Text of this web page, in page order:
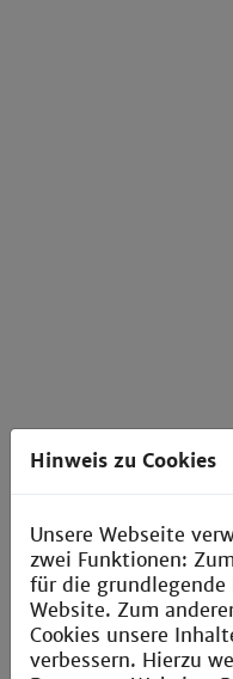
Hinweis zu Cookies
Unsere Webseite
zwei Funktionen:
für die
Website. Zum
Cookies unsere
verbessern. Hierzu